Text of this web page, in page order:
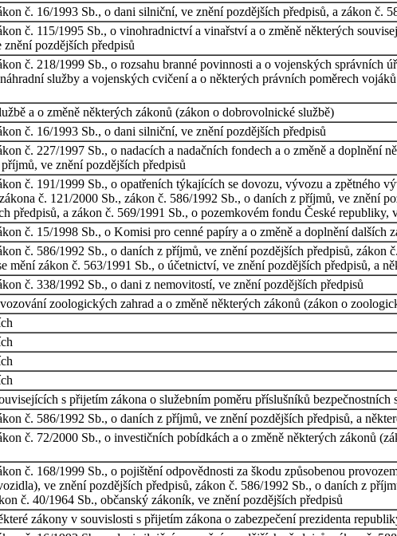
č. 16/1993 Sb., o dani silniční, ve znění pozdějších předpisů, a zákon č.
č. 115/1995 Sb., o vinohradnictví a vinařství a o změně některých
pozdějších předpisů
č. 218/1999 Sb., o rozsahu branné povinnosti a o vojenských správních
služby a vojenských cvičení a o některých právních poměrech
a o změně některých zákonů (zákon o dobrovolnické službě)
č. 16/1993 Sb., o dani silniční, ve znění pozdějších předpisů
č. 227/1997 Sb., o nadacích a nadačních fondech a o změně a doplnění
ve znění pozdějších předpisů
č. 191/1999 Sb., o opatřeních týkajících se dovozu, vývozu a zpětného
č. 121/2000 Sb., zákon č. 586/1992 Sb., o daních z příjmů, ve znění
předpisů, a zákon č. 569/1991 Sb., o pozemkovém fondu České republiky,
č. 15/1998 Sb., o Komisi pro cenné papíry a o změně a doplnění dalších
č. 586/1992 Sb., o daních z příjmů, ve znění pozdějších předpisů,
mění zákon č. 563/1991 Sb., o účetnictví, ve znění pozdějších předpisů, a
č. 338/1992 Sb., o dani z nemovitostí, ve znění pozdějších předpisů
zoologických zahrad a o změně některých zákonů (zákon o
s přijetím zákona o služebním poměru příslušníků bezpečnostních
č. 586/1992 Sb., o daních z příjmů, ve znění pozdějších předpisů, a
č. 72/2000 Sb., o investičních pobídkách a o změně některých zákonů
č. 168/1999 Sb., o pojištění odpovědnosti za škodu způsobenou
ve znění pozdějších předpisů, zákon č. 586/1992 Sb., o daních z
č. 40/1964 Sb., občanský zákoník, ve znění pozdějších předpisů
zákony v souvislosti s přijetím zákona o zabezpečení prezidenta